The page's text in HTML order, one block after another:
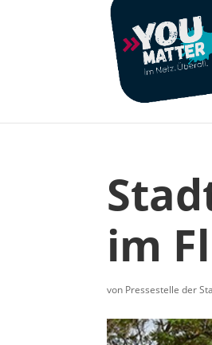
im
von Pressestelle der